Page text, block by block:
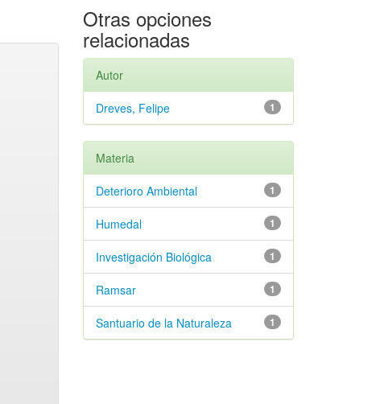
Otras opciones
relacionadas
Autor
1
Dreves, Felipe
Materia
1
Deterioro Ambiental
1
Humedal
1
Investigación Biológica
1
Ramsar
1
Santuario de la Naturaleza